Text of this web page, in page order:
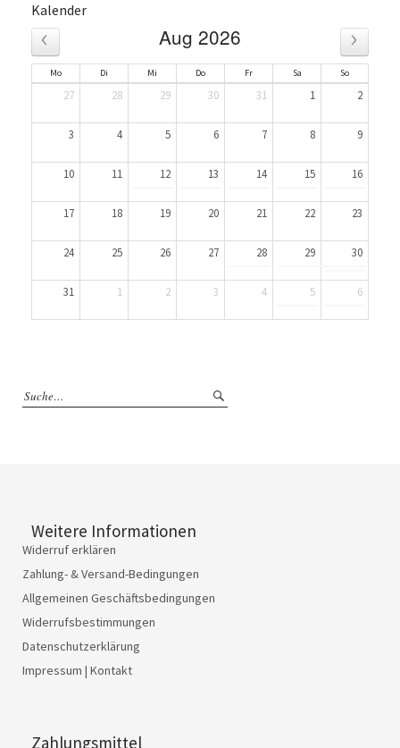
Kalender
‹ Aug 2026 ›
Mo Di Mi Do Fr Sa So
27 28 29 30 31 1 2
3 4 5 6 7 8 9
10 11 12 13 14 15 16
17 18 19 20 21 22 23
24 25 26 27 28 29 30
31 1 2 3 4 5 6
Weitere Informationen
Widerruf erklären
Zahlung- & Versand-Bedingungen
Allgemeinen Geschäftsbedingungen
Widerrufsbestimmungen
Datenschutzerklärung
Impressum | Kontakt
Zahlungsmittel